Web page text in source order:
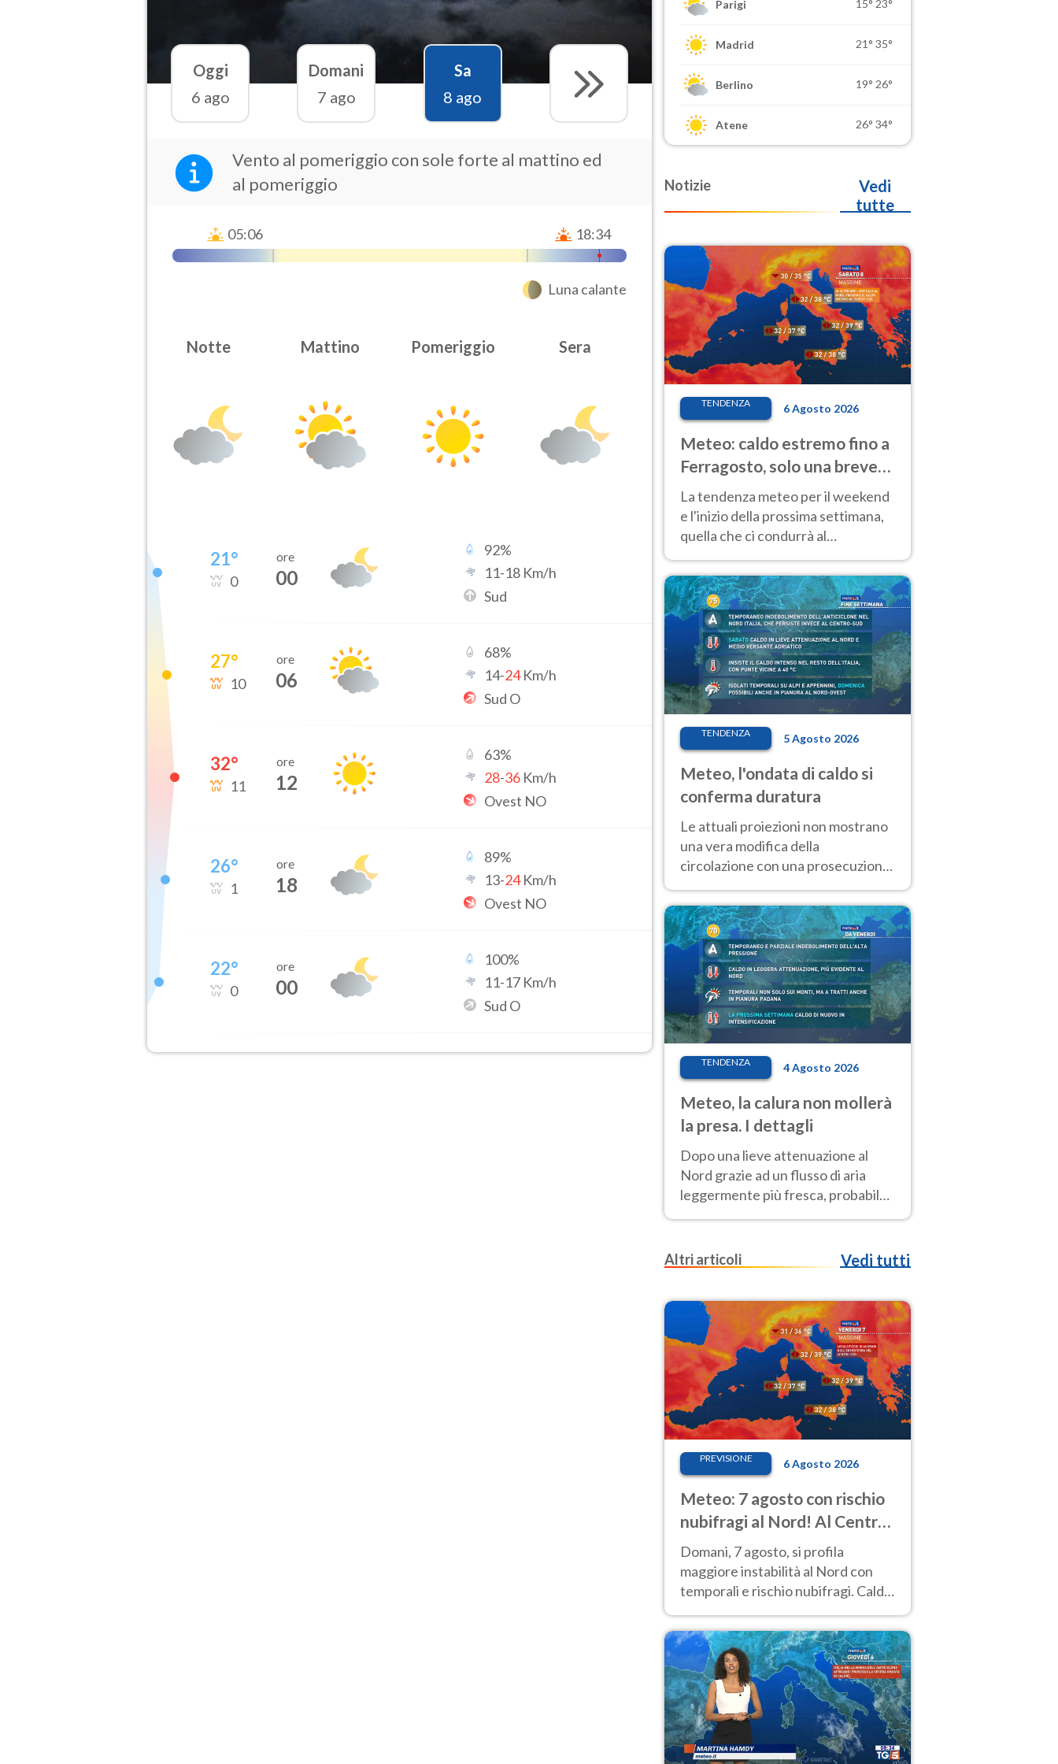
Oggi
6 ago
Domani
7 ago
Sa
8 ago
Vento al pomeriggio con sole forte al mattino ed
al pomeriggio
05:06 18:34
Luna calante
Notte Mattino Pomeriggio Sera
21°
0
ore
00
92%
11-18 Km/h
Sud
27°
10
ore
06
68%
14-24Km/h
Sud O
32°
11
ore
12
63%
28-36 Km/h
Ovest NO
26°
1
ore
18
89%
13-24Km/h
Ovest NO
22°
0
ore
00
100%
11-17 Km/h
Sud O
Parigi 15° 23°
Madrid 21° 35°
Berlino 19° 26°
Atene 26° 34°
Notizie
Vedi
tutte
TENDENZA 6 Agosto 2026
Meteo: caldo estremo fino a
Ferragosto, solo una breve
pausa. Ecco dove
La tendenza meteo per il weekend
e l'inizio della prossima settimana,
quella che ci condurrà al
temperature molto elevate
TENDENZA 5 Agosto 2026
Meteo, l'ondata di caldo si
conferma duratura
Le attuali proiezioni non mostrano
una vera modifica della
circolazione con una prosecuzione
giorni, compresa la settimana di
Ferragosto
TENDENZA 4 Agosto 2026
Meteo, la calura non mollerà
la presa. I dettagli
Dopo una lieve attenuazione al
Nord grazie ad un flusso di aria
leggermente più fresca, probabile
nuovo rinforzo dell’anticiclone
Altri articoli
Vedi tutti
PREVISIONE 6 Agosto 2026
Meteo: 7 agosto con rischio
nubifragi al Nord! Al Centro-
Sud caldo estremo
Domani, 7 agosto, si profila
maggiore instabilità al Nord con
temporali e rischio nubifragi. Caldo
previsioni.